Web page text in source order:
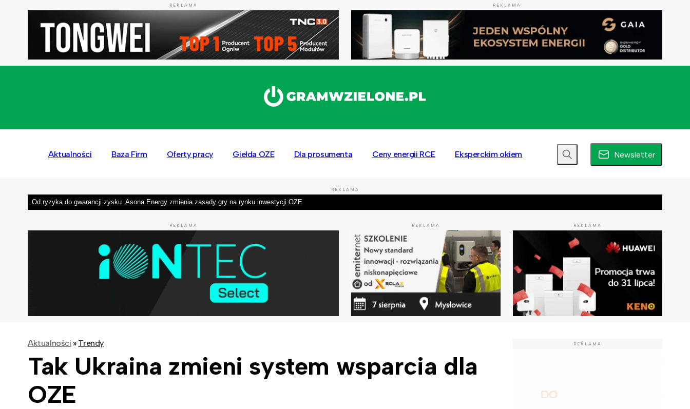
REKLAMA REKLAMA
Aktualności Baza Firm Oferty pracy Giełda OZE Dla prosumenta Ceny energii RCE Eksperckim okiem Newsletter
REKLAMA
Od ryzyka do gwarancji zysku. Asona Energy zmienia zasady gry na rynku inwestycji OZE
REKLAMA REKLAMA REKLAMA
Aktualności » Trendy
Tak Ukraina zmieni system wsparcia dla
OZE
REKLAMA